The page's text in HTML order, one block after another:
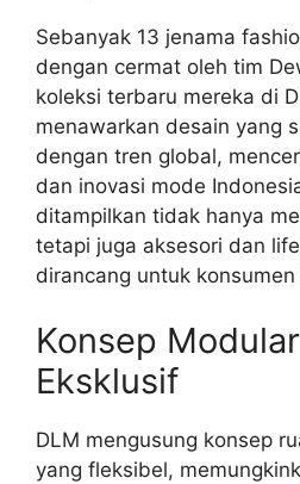
Sebanyak 13 jenama
dengan cermat oleh tim
koleksi terbaru mereka di
menawarkan desain yang
dengan tren global,
dan inovasi mode
ditampilkan tidak hanya
tetapi juga aksesori dan
dirancang untuk
Konsep
Eksklusif
DLM mengusung konsep
yang fleksibel,